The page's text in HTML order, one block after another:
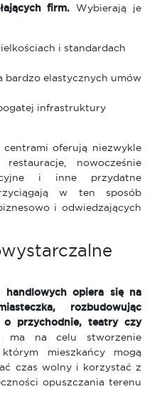
firm. Wybierają je
i standardach
bardzo elastycznych umów
infrastruktury
oferują niezwykle
nowocześnie
i inne przydatne
w ten sposób
i odwiedzających
handlowych opiera się na
rozbudowując
o przychodnie, teatry czy
ma na celu stworzenie
mieszkańcy mogą
czas wolny i korzystać z
opuszczania terenu